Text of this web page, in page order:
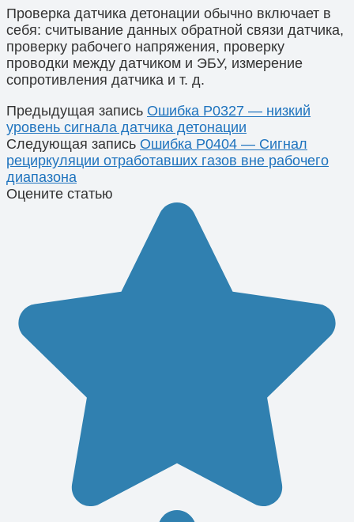
Проверка датчика детонации обычно включает в
себя: считывание данных обратной связи датчика,
проверку рабочего напряжения, проверку
проводки между датчиком и ЭБУ, измерение
сопротивления датчика и т. д.
Предыдущая запись Ошибка P0327 — низкий
уровень сигнала датчика детонации
Следующая запись Ошибка P0404 — Сигнал
рециркуляции отработавших газов вне рабочего
диапазона
Оцените статью